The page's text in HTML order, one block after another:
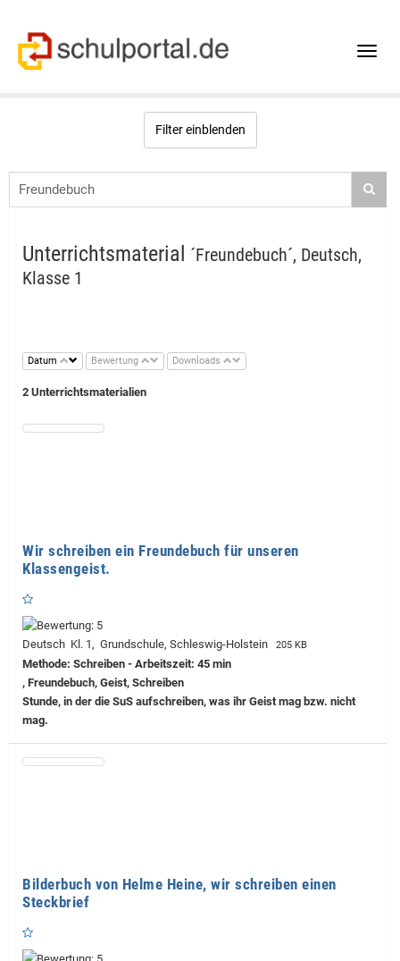
Toggle
Filter einblenden
Unterrichtsmaterial ´Freundebuch´, Deutsch,
Klasse 1
Datum Bewertung Downloads
2 Unterrichtsmaterialien
Wir schreiben ein Freundebuch für unseren
Klassengeist.
Deutsch Kl. 1, Grundschule, Schleswig-Holstein 205 KB
Methode: Schreiben - Arbeitszeit: 45 min
, Freundebuch, Geist, Schreiben
Stunde, in der die SuS aufschreiben, was ihr Geist mag bzw. nicht
mag.
Bilderbuch von Helme Heine, wir schreiben einen
Steckbrief